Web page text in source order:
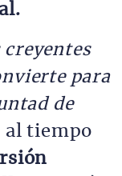
creyentes
para
de
al tiempo